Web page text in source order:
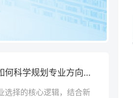
2026年高考专业选择指南：复读生如何科学规划专业方向与院校匹配
选择的核心逻辑，结合新